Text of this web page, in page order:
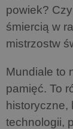
powiek?
śmiercią w
mistrzostw
Mundiale to
pamięć. To
historyczne,
technologii,